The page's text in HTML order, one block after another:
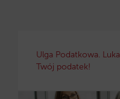
Ulga Podatkowa.
Twój podatek!